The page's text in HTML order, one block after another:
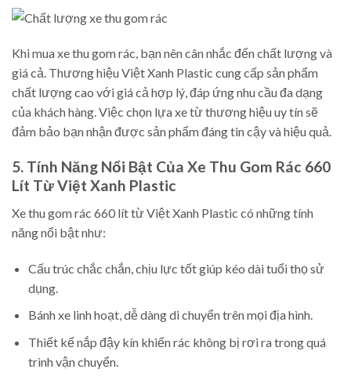
Khi mua xe thu gom rác, bạn nên cân nhắc đến chất lượng và
giá cả. Thương hiệu Việt Xanh Plastic cung cấp sản phẩm
chất lượng cao với giá cả hợp lý, đáp ứng nhu cầu đa dạng
của khách hàng. Việc chọn lựa xe từ thương hiệu uy tín sẽ
đảm bảo bạn nhận được sản phẩm đáng tin cậy và hiệu quả.
5. Tính Năng Nổi Bật Của Xe Thu Gom Rác 660
Lít Từ Việt Xanh Plastic
Xe thu gom rác 660 lít từ Việt Xanh Plastic có những tính
năng nổi bật như:
Cấu trúc chắc chắn, chịu lực tốt giúp kéo dài tuổi thọ sử
dụng.
Bánh xe linh hoạt, dễ dàng di chuyển trên mọi địa hình.
Thiết kế nắp đậy kín khiến rác không bị rơi ra trong quá
trình vận chuyển.